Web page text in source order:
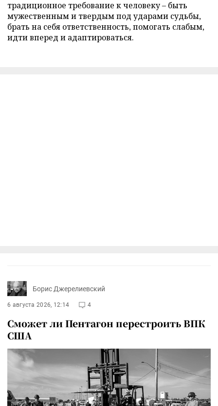
традиционное требование к человеку – быть
мужественным и твердым под ударами судьбы,
брать на себя ответственность, помогать слабым,
идти вперед и адаптироваться.
Борис Джерелиевский
6 августа 2026, 12:14 4
Сможет ли Пентагон перестроить ВПК
США